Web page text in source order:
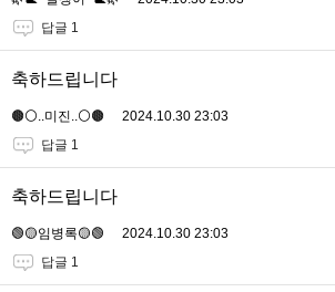
답글 1
축하드립니다
🟤⚪️..미진..⚪️🟤
2024.10.30 23:03
답글 1
축하드립니다
🟢🟡임병록🟡🟢
2024.10.30 23:03
답글 1